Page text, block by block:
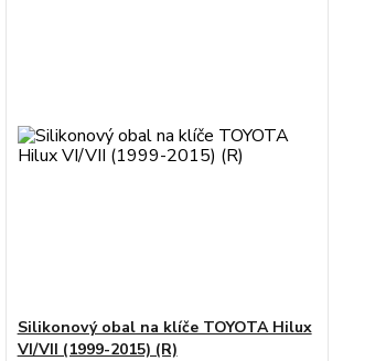
Silikonový obal na klíče TOYOTA Hilux
VI/VII (1999-2015) (R)